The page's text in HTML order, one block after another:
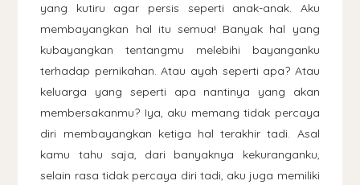
yang kutiru agar persis seperti anak-anak. Aku
membayangkan hal itu semua! Banyak hal yang
kubayangkan tentangmu melebihi bayanganku
terhadap pernikahan. Atau ayah seperti apa? Atau
keluarga yang seperti apa nantinya yang akan
membersakanmu? Iya, aku memang tidak percaya
diri membayangkan ketiga hal terakhir tadi. Asal
kamu tahu saja, dari banyaknya kekuranganku,
selain rasa tidak percaya diri tadi, aku juga memiliki